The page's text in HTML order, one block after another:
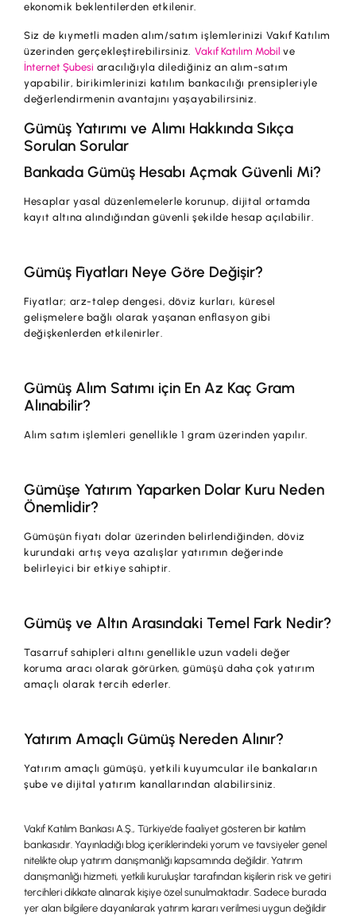
ekonomik beklentilerden etkilenir.
Siz de kıymetli maden alım/satım işlemlerinizi Vakıf Katılım
üzerinden gerçekleştirebilirsiniz. Vakıf Katılım Mobil ve
İnternet Şubesi aracılığıyla dilediğiniz an alım-satım
yapabilir, birikimlerinizi katılım bankacılığı prensipleriyle
değerlendirmenin avantajını yaşayabilirsiniz.
Gümüş Yatırımı ve Alımı Hakkında Sıkça
Sorulan Sorular
Bankada Gümüş Hesabı Açmak Güvenli Mi?
Hesaplar yasal düzenlemelerle korunup, dijital ortamda
kayıt altına alındığından güvenli şekilde hesap açılabilir.
Gümüş Fiyatları Neye Göre Değişir?
Fiyatlar; arz-talep dengesi, döviz kurları, küresel
gelişmelere bağlı olarak yaşanan enflasyon gibi
değişkenlerden etkilenirler.
Gümüş Alım Satımı için En Az Kaç Gram
Alınabilir?
Alım satım işlemleri genellikle 1 gram üzerinden yapılır.
Gümüşe Yatırım Yaparken Dolar Kuru Neden
Önemlidir?
Gümüşün fiyatı dolar üzerinden belirlendiğinden, döviz
kurundaki artış veya azalışlar yatırımın değerinde
belirleyici bir etkiye sahiptir.
Gümüş ve Altın Arasındaki Temel Fark Nedir?
Tasarruf sahipleri altını genellikle uzun vadeli değer
koruma aracı olarak görürken, gümüşü daha çok yatırım
amaçlı olarak tercih ederler.
Yatırım Amaçlı Gümüş Nereden Alınır?
Yatırım amaçlı gümüşü, yetkili kuyumcular ile bankaların
şube ve dijital yatırım kanallarından alabilirsiniz.
Vakıf Katılım Bankası A.Ş., Türkiye’de faaliyet gösteren bir katılım
bankasıdır. Yayınladığı blog içeriklerindeki yorum ve tavsiyeler genel
nitelikte olup yatırım danışmanlığı kapsamında değildir. Yatırım
danışmanlığı hizmeti, yetkili kuruluşlar tarafından kişilerin risk ve getiri
tercihleri dikkate alınarak kişiye özel sunulmaktadır. Sadece burada
yer alan bilgilere dayanılarak yatırım kararı verilmesi uygun değildir